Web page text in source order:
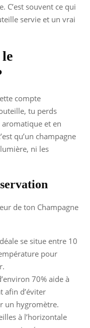
C’est souvent ce qui
servie et un vrai
compte
tu perds
et en
qu’un champagne
ni les
de ton Champagne
se situe entre 10
pour
70% aide à
afin d’éviter
un hygromètre.
à l’horizontale